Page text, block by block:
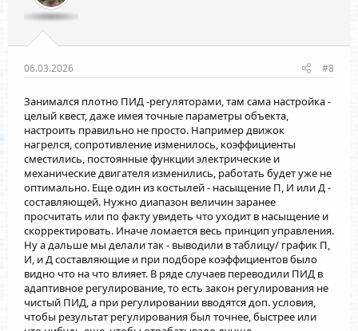
06.03.2026 #8
Занимался плотно ПИД -регуляторами, там сама настройка -
целый квест, даже имея точные параметры объекта,
настроить правильно не просто. Например движок
нагрелся, сопротивление изменилось, коэффициенты
сместились, постоянные функции электрические и
механические двигателя изменились, работать будет уже не
оптимально. Еще один из костылей - насыщение П, И или Д -
составляющей. Нужно диапазон величин заранее
просчитать или по факту увидеть что уходит в насыщение и
скорректировать. Иначе ломается весь принцип управления.
Ну а дальше мы делали так - выводили в таблицу/ график П,
И, и Д составляющие и при подборе коэффициентов было
видно что на что влияет. В ряде случаев переводили ПИД в
адаптивное регулирование, то есть закон регулирования не
чистый ПИД, а при регулировании вводятся доп. условия,
чтобы результат регулирования был точнее, быстрее или